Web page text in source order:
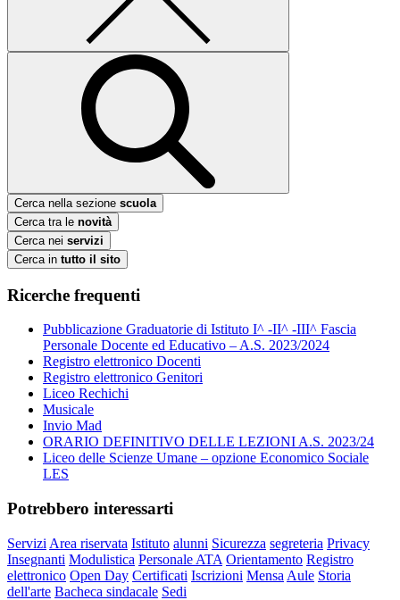
Cerca nella sezione scuola
Cerca tra le novità
Cerca nei servizi
Cerca in tutto il sito
Ricerche frequenti
Pubblicazione Graduatorie di Istituto I^ -II^ -III^ Fascia
Personale Docente ed Educativo – A.S. 2023/2024
Registro elettronico Docenti
Registro elettronico Genitori
Liceo Rechichi
Musicale
Invio Mad
ORARIO DEFINITIVO DELLE LEZIONI A.S. 2023/24
Liceo delle Scienze Umane – opzione Economico Sociale
LES
Potrebbero interessarti
Servizi Area riservata Istituto alunni Sicurezza segreteria Privacy
Insegnanti Modulistica Personale ATA Orientamento Registro
elettronico Open Day Certificati Iscrizioni Mensa Aule Storia
dell'arte Bacheca sindacale Sedi